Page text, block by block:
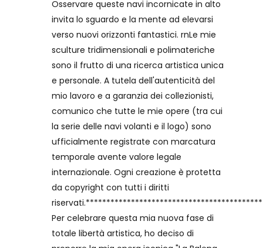
Osservare queste navi incornicate in alto
invita lo sguardo e la mente ad elevarsi
verso nuovi orizzonti fantastici. rnLe mie
sculture tridimensionali e polimateriche
sono il frutto di una ricerca artistica unica
e personale. A tutela dell'autenticità del
mio lavoro e a garanzia dei collezionisti,
comunico che tutte le mie opere (tra cui
la serie delle navi volanti e il logo) sono
ufficialmente registrate con marcatura
temporale avente valore legale
internazionale. Ogni creazione è protetta
da copyright con tutti i diritti
Per celebrare questa mia nuova fase di
totale libertà artistica, ho deciso di